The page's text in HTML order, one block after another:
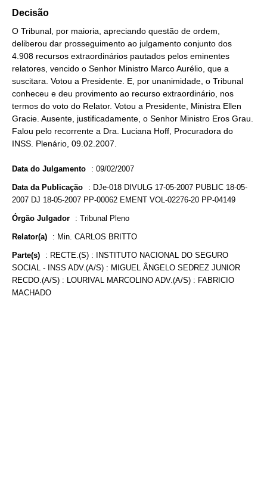
Decisão
O Tribunal, por maioria, apreciando questão de ordem,
deliberou dar prosseguimento ao julgamento conjunto dos
4.908 recursos extraordinários pautados pelos eminentes
relatores, vencido o Senhor Ministro Marco Aurélio, que a
suscitara. Votou a Presidente. E, por unanimidade, o Tribunal
conheceu e deu provimento ao recurso extraordinário, nos
termos do voto do Relator. Votou a Presidente, Ministra Ellen
Gracie. Ausente, justificadamente, o Senhor Ministro Eros Grau.
Falou pelo recorrente a Dra. Luciana Hoff, Procuradora do
INSS. Plenário, 09.02.2007.
Data do Julgamento : 09/02/2007
Data da Publicação : DJe-018 DIVULG 17-05-2007 PUBLIC 18-05-
2007 DJ 18-05-2007 PP-00062 EMENT VOL-02276-20 PP-04149
Órgão Julgador : Tribunal Pleno
Relator(a) : Min. CARLOS BRITTO
Parte(s) : RECTE.(S) : INSTITUTO NACIONAL DO SEGURO
SOCIAL - INSS ADV.(A/S) : MIGUEL ÂNGELO SEDREZ JUNIOR
RECDO.(A/S) : LOURIVAL MARCOLINO ADV.(A/S) : FABRICIO
MACHADO